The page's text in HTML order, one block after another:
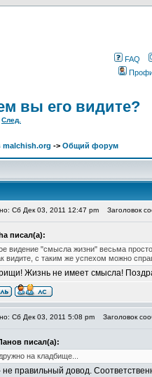
FAQ
вы его видите?
След.
-> Общий форум
Сб Дек 03, 2011 12:47 pm Заголовок
писал(а):
видение "смысла жизни" весьма
видите, с таким же успехом можно
Жизнь не имеет смысла!
Сб Дек 03, 2011 5:08 pm Заголовок
писал(а):
на кладбище...
не правильный довод.